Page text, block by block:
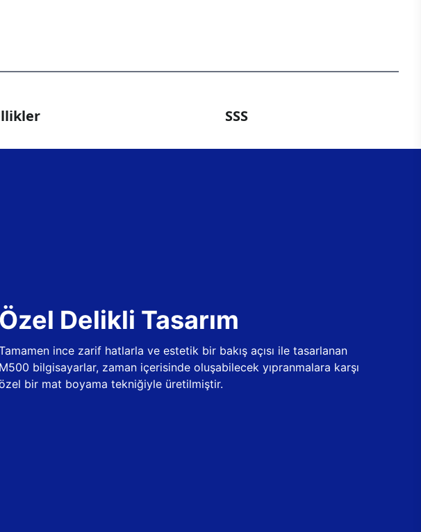
SSS
Özel Delikli Tasarım
ince zarif hatlarla ve estetik bir bakış açısı ile tasarlanan
M500 bilgisayarlar, zaman içerisinde oluşabilecek yıpranmalara karşı
bir mat boyama tekniğiyle üretilmiştir.